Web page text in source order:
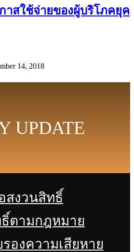
าสใช้จ่ายของผู้บริโภคยุค
14, 2018
UPDATE
สงวนสิทธิ์
ตามกฎหมาย
องความเสียหาย